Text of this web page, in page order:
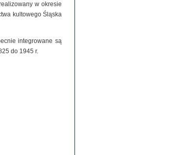
w okresie
kultowego Śląska
integrowane są
do 1945 r.